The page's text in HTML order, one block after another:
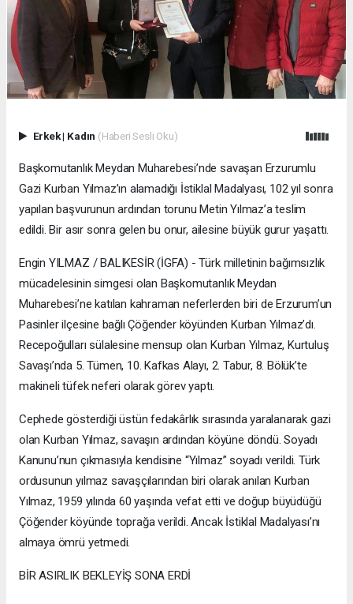
Erkek| Kadın (Haberi Sesli Oku)
Başkomutanlık Meydan Muharebesi’nde savaşan Erzurumlu
Gazi Kurban Yılmaz’ın alamadığı İstiklal Madalyası, 102 yıl sonra
yapılan başvurunun ardından torunu Metin Yılmaz’a teslim
edildi. Bir asır sonra gelen bu onur, ailesine büyük gurur yaşattı.
Engin YILMAZ / BALIKESİR (İGFA) - Türk milletinin bağımsızlık
mücadelesinin simgesi olan Başkomutanlık Meydan
Muharebesi’ne katılan kahraman neferlerden biri de Erzurum’un
Pasinler ilçesine bağlı Çöğender köyünden Kurban Yılmaz’dı.
Recepoğulları sülalesine mensup olan Kurban Yılmaz, Kurtuluş
Savaşı’nda 5. Tümen, 10. Kafkas Alayı, 2. Tabur, 8. Bölük’te
makineli tüfek neferi olarak görev yaptı.
Cephede gösterdiği üstün fedakârlık sırasında yaralanarak gazi
olan Kurban Yılmaz, savaşın ardından köyüne döndü. Soyadı
Kanunu’nun çıkmasıyla kendisine “Yılmaz” soyadı verildi. Türk
ordusunun yılmaz savaşçılarından biri olarak anılan Kurban
Yılmaz, 1959 yılında 60 yaşında vefat etti ve doğup büyüdüğü
Çöğender köyünde toprağa verildi. Ancak İstiklal Madalyası’nı
almaya ömrü yetmedi.
BİR ASIRLIK BEKLEYİŞ SONA ERDİ